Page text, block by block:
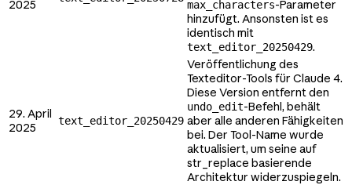
2025
max_characters-Parameter
hinzufügt. Ansonsten ist es
identisch mit
text_editor_20250429.
29. April
2025
text_editor_20250429
Veröffentlichung des
Texteditor-Tools für Claude 4.
Diese Version entfernt den
undo_edit-Befehl, behält
aber alle anderen Fähigkeiten
bei. Der Tool-Name wurde
aktualisiert, um seine auf
str_replace basierende
Architektur widerzuspiegeln.